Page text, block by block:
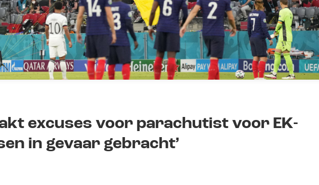
excuses voor parachutist voor EK-
in gevaar gebracht’